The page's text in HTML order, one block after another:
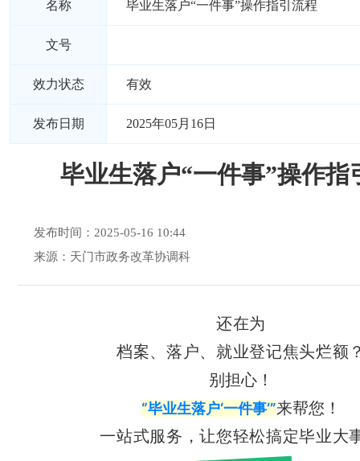
名称 毕业生落户“一件事”操作指引流程
文号
效力状态 有效
发布日期 2025年05月16日
毕业生落户“一件事”操作指
发布时间：2025-05-16 10:44
来源：天门市政务改革协调科
还在为
档案、落户、就业登记焦头烂额
别担心！
“毕业生落户‘一件事’”来帮您！
一站式服务，让您轻松搞定毕业大